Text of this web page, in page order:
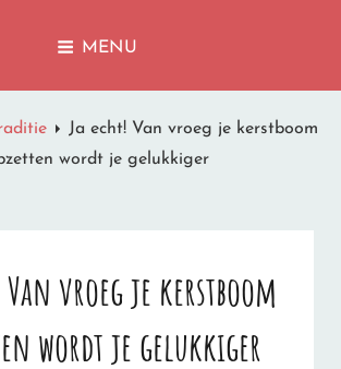
IT SNOW
MENU
Ja echt! Van vroeg je kerstboom
wordt je gelukkiger
Van vroeg je kerstboom
wordt je gelukkiger